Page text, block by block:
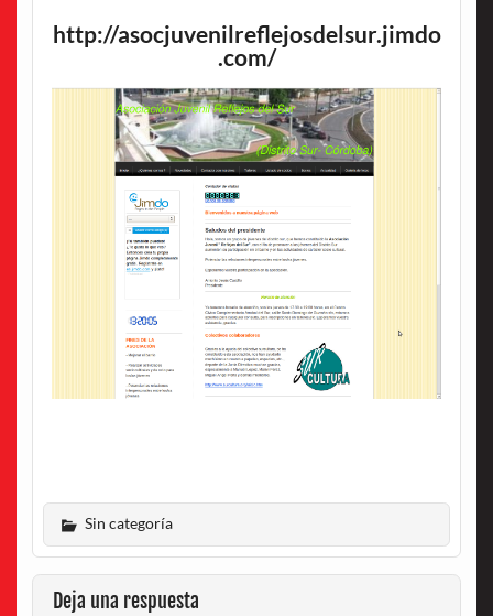
http://asocjuvenilreflejosdelsur.jimdo
.com/
Sin categoría
Deja una respuesta